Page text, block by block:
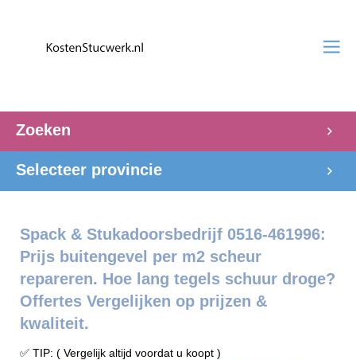
Zoeken
Selecteer provincie
Spack & Stukadoorsbedrijf 0516-461996:
Prijs buitengevel per m2 scheur
repareren. Hoe lang tegels schuur droge?
Offertes Vergelijken op prijzen &
kwaliteit.
✅ TIP: ( Vergelijk altijd voordat u koopt )